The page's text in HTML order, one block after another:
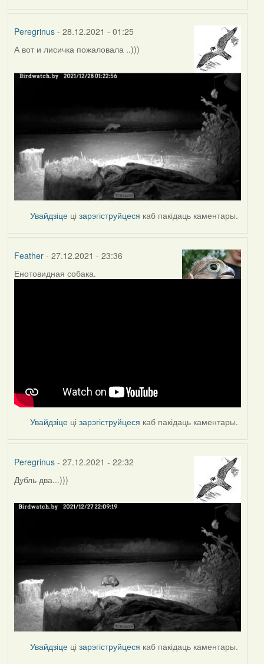
Peregrinus- 28.12.2021 - 01:25
А вот и лисичка пожаловала ..)))
Увайдзіце цізарэгіструйцеся каб пакідаць каментары.
Feather- 27.12.2021 - 23:36
Енотовидная собака.
Увайдзіце цізарэгіструйцеся каб пакідаць каментары.
Peregrinus- 27.12.2021 - 22:32
Дубль два...)))
Увайдзіце цізарэгіструйцеся каб пакідаць каментары.